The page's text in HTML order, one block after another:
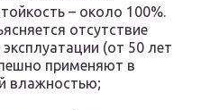
– около 100%.
отсутствие
(от 50 лет
применяют в
влажностью;